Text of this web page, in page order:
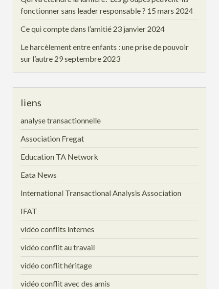
fonctionner sans leader responsable ? 15 mars 2024
Ce qui compte dans l’amitié 23 janvier 2024
Le harcèlement entre enfants : une prise de pouvoir
sur l’autre 29 septembre 2023
liens
analyse transactionnelle
Association Fregat
Education TA Network
Eata News
International Transactional Analysis Association
IFAT
vidéo conflits internes
vidéo conflit au travail
vidéo conflit héritage
vidéo conflit avec des amis